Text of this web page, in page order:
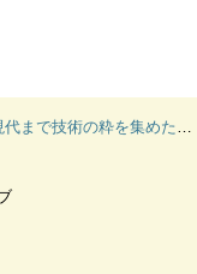
建造物のおもしろさ サイエンス・アイ新書